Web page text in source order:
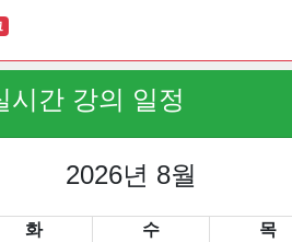
시간 강의 일정
2026년 8월
화 수
목